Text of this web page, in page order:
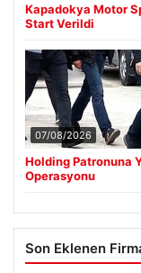
Kapadokya Motor
Start Verildi
07/08/2026
Holding Patronuna
Operasyonu
Son Eklenen